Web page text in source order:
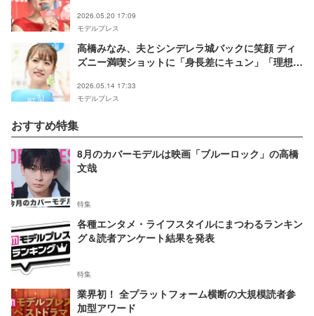
2026.05.20 17:09
モデルプレス
高橋みなみ、夫とシンデレラ城バックに笑顔 ディ
ズニー満喫ショットに「身長差にキュン」「理想の
2026.05.14 17:33
モデルプレス
おすすめ特集
8月のカバーモデルは映画「ブルーロック」の高橋
文哉
特集
各種エンタメ・ライフスタイルにまつわるランキン
グ＆読者アンケート結果を発表
特集
業界初！ 全プラットフォーム横断の大規模読者参
加型アワード